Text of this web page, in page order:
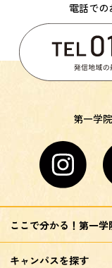
電話での
第一学
ここで分かる！第一学
キャンパスを探す